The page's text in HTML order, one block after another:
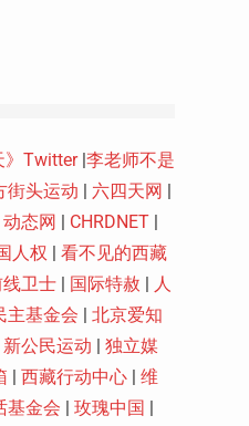
》Twitter|李老师不是
街头运动 | 六四天网 |
动态网 | CHRDNET |
人权 | 看不见的西藏
卫士 | 国际特赦 | 人
主基金会 | 北京爱知
新公民运动 | 独立媒
| 西藏行动中心 | 维
基金会 | 玫瑰中国 |